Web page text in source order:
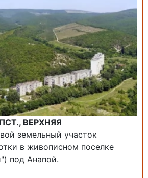
ВЕРХНЯЯ
земельный участок
в живописном поселке
под Анапой.